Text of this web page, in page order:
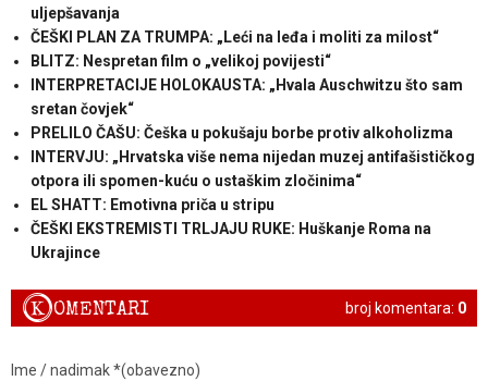
uljepšavanja
ČEŠKI PLAN ZA TRUMPA: „Leći na leđa i moliti za milost“
BLITZ: Nespretan film o „velikoj povijesti“
INTERPRETACIJE HOLOKAUSTA: „Hvala Auschwitzu što sam
sretan čovjek“
PRELILO ČAŠU: Češka u pokušaju borbe protiv alkoholizma
INTERVJU: „Hrvatska više nema nijedan muzej antifašističkog
otpora ili spomen-kuću o ustaškim zločinima“
EL SHATT: Emotivna priča u stripu
ČEŠKI EKSTREMISTI TRLJAJU RUKE: Huškanje Roma na
Ukrajince
broj komentara: 0
KOMENTARI
Ime / nadimak *(obavezno)